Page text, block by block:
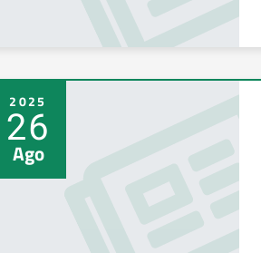
2025
26
Ago